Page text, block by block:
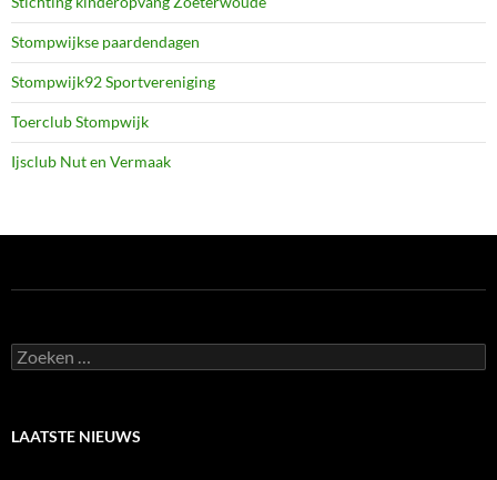
Stompwijkse paardendagen
Stompwijk92 Sportvereniging
Toerclub Stompwijk
Ijsclub Nut en Vermaak
Zoeken
naar:
LAATSTE NIEUWS